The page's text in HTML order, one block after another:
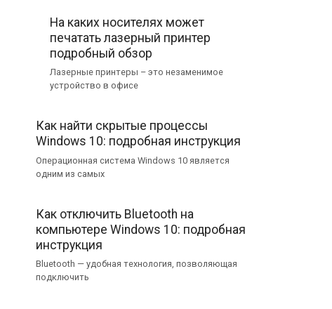
На каких носителях может
печатать лазерный принтер
подробный обзор
Лазерные принтеры – это незаменимое
устройство в офисе
Как найти скрытые процессы
Windows 10: подробная инструкция
Операционная система Windows 10 является
одним из самых
Как отключить Bluetooth на
компьютере Windows 10: подробная
инструкция
Bluetooth — удобная технология, позволяющая
подключить